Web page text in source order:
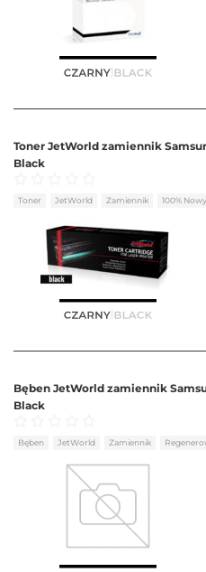
Toner JetWorld zamiennik
Black
Oceniono
Toner JetWorld Zamiennik 100% Nowy
Bęben JetWorld zamiennik
Black
Oceniono
Bęben JetWorld Zamiennik